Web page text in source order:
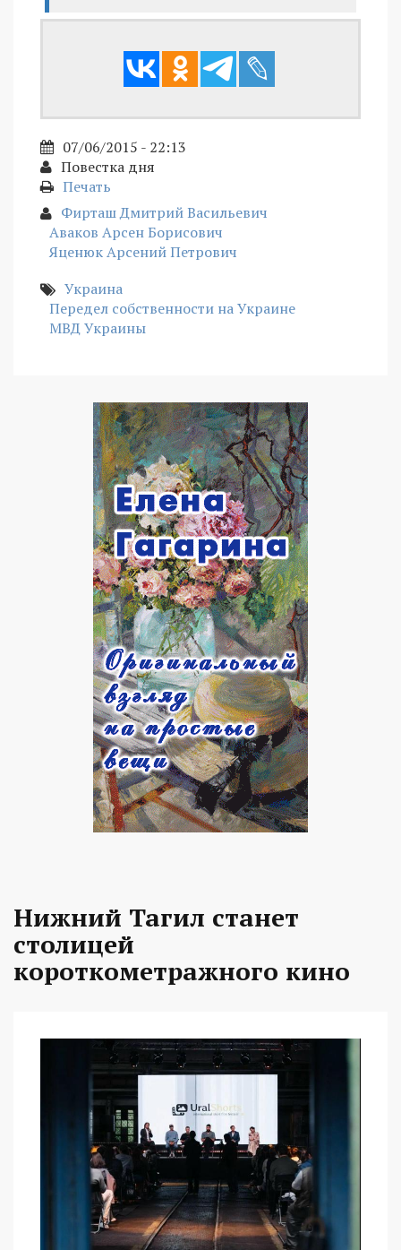
07/06/2015 - 22:13
Повестка дня
Печать
Фирташ Дмитрий Васильевич
Аваков Арсен Борисович
Яценюк Арсений Петрович
Украина
Передел собственности на Украине
МВД Украины
Нижний Тагил станет
столицей
короткометражного кино